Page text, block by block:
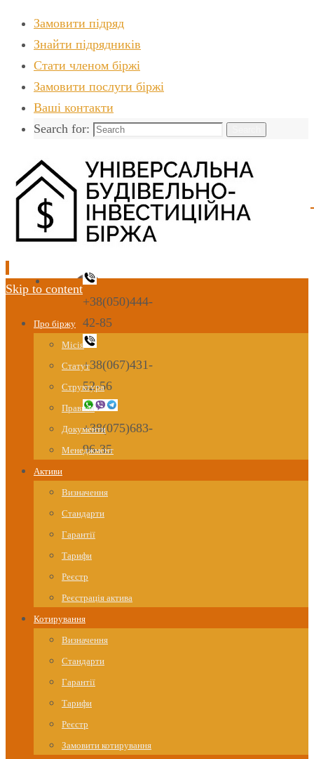
Замовити підряд
Знайти пiдрядникiв
Стати членом біржі
Замовити послуги біржі
Ваші контакти
Search for:
+38(050)444-
42-85
+38(067)431-
52-56
+38(075)683-
96-35
Skip to content
Про біржу
Місія
Статут
Структура
Правила
Документи
Менеджмент
Активи
Визначення
Стандарти
Гарантії
Тарифи
Реєстр
Реєстрація актива
Котирування
Визначення
Стандарти
Гарантії
Тарифи
Реєстр
Замовити котирування